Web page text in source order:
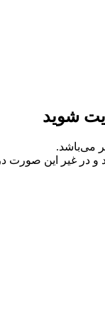
شوید
می‌باشد.
در غیر این صورت